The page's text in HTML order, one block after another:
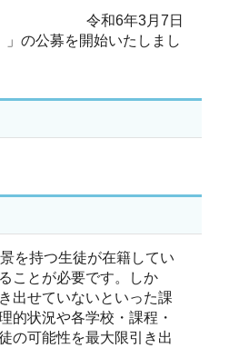
令和6年3月7日
の公募を開始いたしまし
を持つ生徒が在籍してい
ことが必要です。しか
出せていないといった課
的状況や各学校・課程・
の可能性を最大限引き出